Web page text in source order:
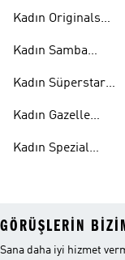
Kadın Originals
Kadın Samba
Kadın Süperstar
Kadın Gazelle
Kadın Spezial
GÖRÜŞLERIN
Sana daha iyi hizmet